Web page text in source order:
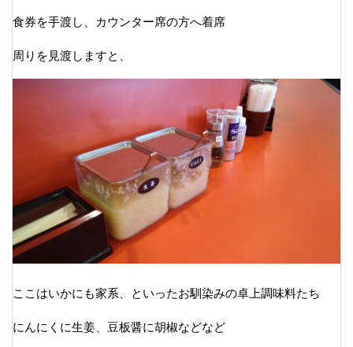
食券を手渡し、カウンター席の方へ着席
周りを見渡しますと、
ここはいかにも家系、といったお馴染みの卓上調味料たち
にんにくに生姜、豆板醤に胡椒などなど